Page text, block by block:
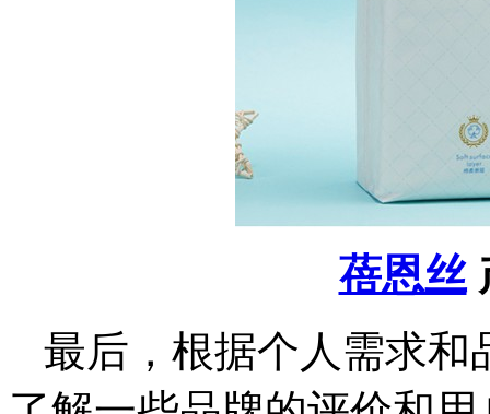
蓓恩丝
最后，根据个人需求和